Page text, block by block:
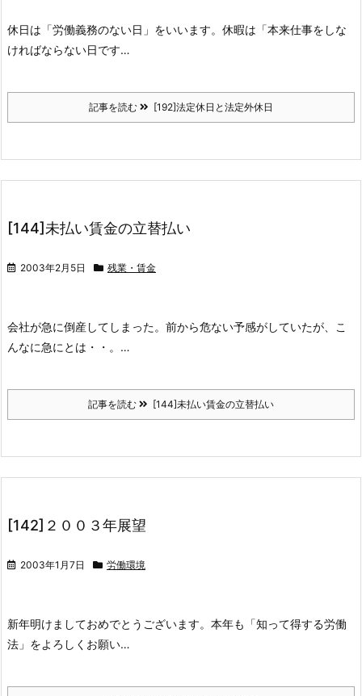
休日は「労働義務のない日」をいいます。休暇は「本来仕事をしな
ければならない日です…
記事を読む [192]法定休日と法定外休日
[144]未払い賃金の立替払い
2003年2月5日 残業・賃金
会社が急に倒産してしまった。前から危ない予感がしていたが、こ
んなに急にとは・・。…
記事を読む [144]未払い賃金の立替払い
[142]２００３年展望
2003年1月7日 労働環境
新年明けましておめでとうございます。本年も「知って得する労働
法」をよろしくお願い…